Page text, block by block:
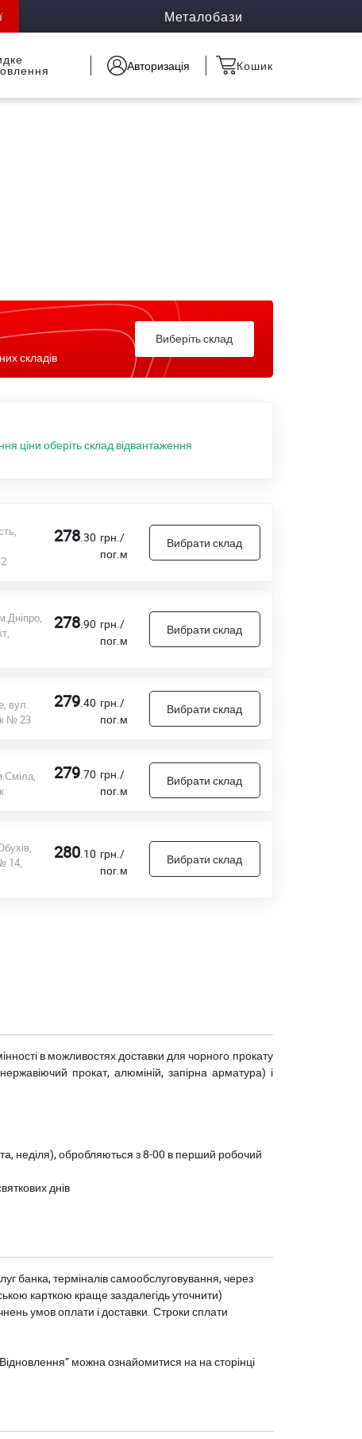
Металобази
Авторизація Кошик
складів
Виберіть склад
ціни оберіть склад відвантаження
278.30 грн./
пог.м
Вибрати склад
278.90 грн./
пог.м
Вибрати склад
вул.
№ 23
279.40 грн./
пог.м
Вибрати склад
279.70 грн./
пог.м
Вибрати склад
14,
280.10 грн./
пог.м
Вибрати склад
в можливостях доставки для чорного прокату
прокат, алюміній, запірна арматура) і
неділя), обробляються з 8-00 в перший робочий
днів
банка, терміналів самообслуговування, через
карткою краще заздалегідь уточнити)
умов оплати і доставки. Строки сплати
можна ознайомитися на на сторінці